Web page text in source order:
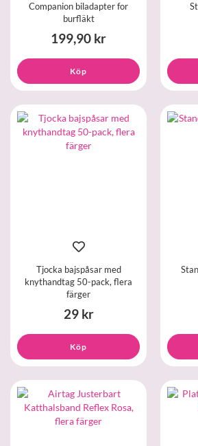
Companion biladapter for
burfläkt
199,90 kr
Köp
Tjocka bajspåsar med
knythandtag 50-pack, flera
färger
29 kr
Köp